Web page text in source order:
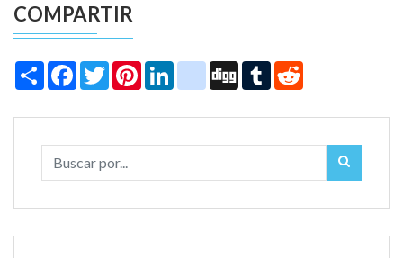
COMPARTIR
Share Facebook
TwitterPinterestLinkedIninstagram
Digg Tumblr